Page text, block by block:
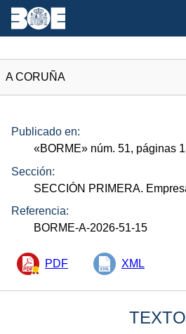
A CORUÑA
Publicado en:
«BORME» núm. 51, páginas
Sección:
SECCIÓN PRIMERA.
Referencia:
BORME-A-2026-51-15
PDF XML
TEXTO